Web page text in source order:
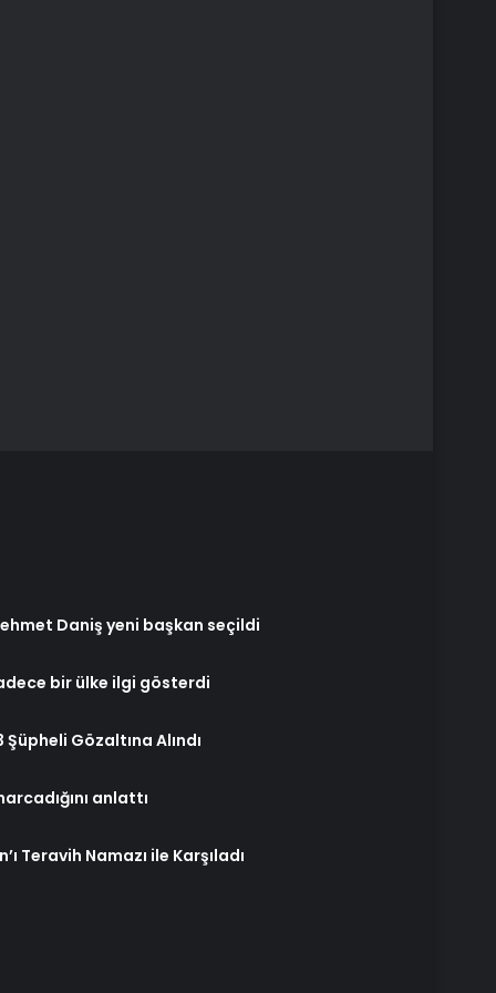
Daniş yeni başkan seçildi
bir ülke ilgi gösterdi
Gözaltına Alındı
anlattı
Teravih Namazı ile Karşıladı